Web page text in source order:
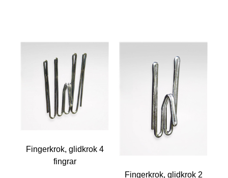
Fingerkrok, glidkrok 4
fingrar
Fingerkrok, glidkrok 2